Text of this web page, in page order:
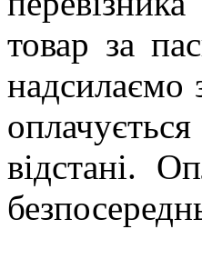
товар за
надсилаємо
відстані.